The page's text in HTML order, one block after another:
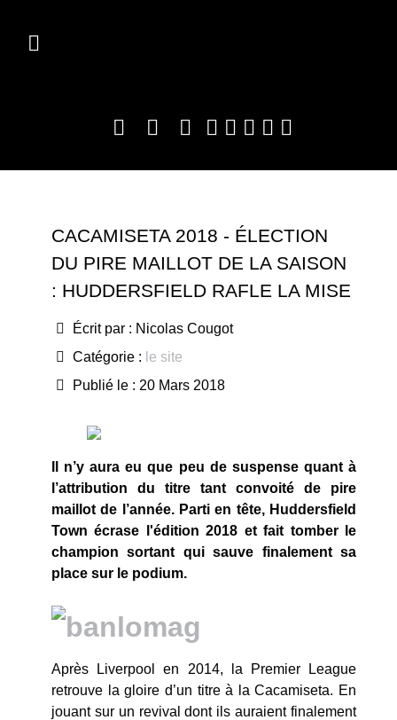
CACAMISETA 2018 - ÉLECTION
DU PIRE MAILLOT DE LA SAISON
: HUDDERSFIELD RAFLE LA MISE
Écrit par : Nicolas Cougot
Catégorie : le site
Publié le : 20 Mars 2018
Il n’y aura eu que peu de suspense quant à
l’attribution du titre tant convoité de pire
maillot de l’année. Parti en tête, Huddersfield
Town écrase l'édition 2018 et fait tomber le
champion sortant qui sauve finalement sa
place sur le podium.
Après Liverpool en 2014, la Premier League
retrouve la gloire d’un titre à la Cacamiseta. En
jouant sur un revival dont ils auraient finalement